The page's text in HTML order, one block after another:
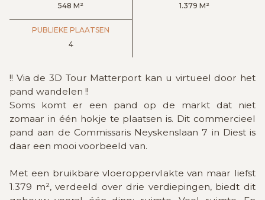
548 M²
1.379 M²
PUBLIEKE PLAATSEN
4
!! Via de 3D Tour Matterport kan u virtueel door het
pand wandelen !!
Soms komt er een pand op de markt dat niet
zomaar in één hokje te plaatsen is. Dit commercieel
pand aan de Commissaris Neyskenslaan 7 in Diest is
daar een mooi voorbeeld van.
Met een bruikbare vloeroppervlakte van maar liefst
1.379 m², verdeeld over drie verdiepingen, biedt dit